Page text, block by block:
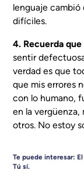
lenguaje cambió
difíciles.
4. Recuerda
sentir
verdad es que
que mis errores
con lo humano,
en la vergüenza,
otros. No estoy
Te puede interesar:
Tú sí.